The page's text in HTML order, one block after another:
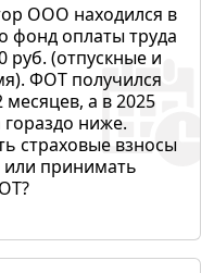
ООО находился в
фонд оплаты труда
руб. (отпускные и
ФОТ получился
а в 2025
гораздо ниже.
страховые взносы
или принимать